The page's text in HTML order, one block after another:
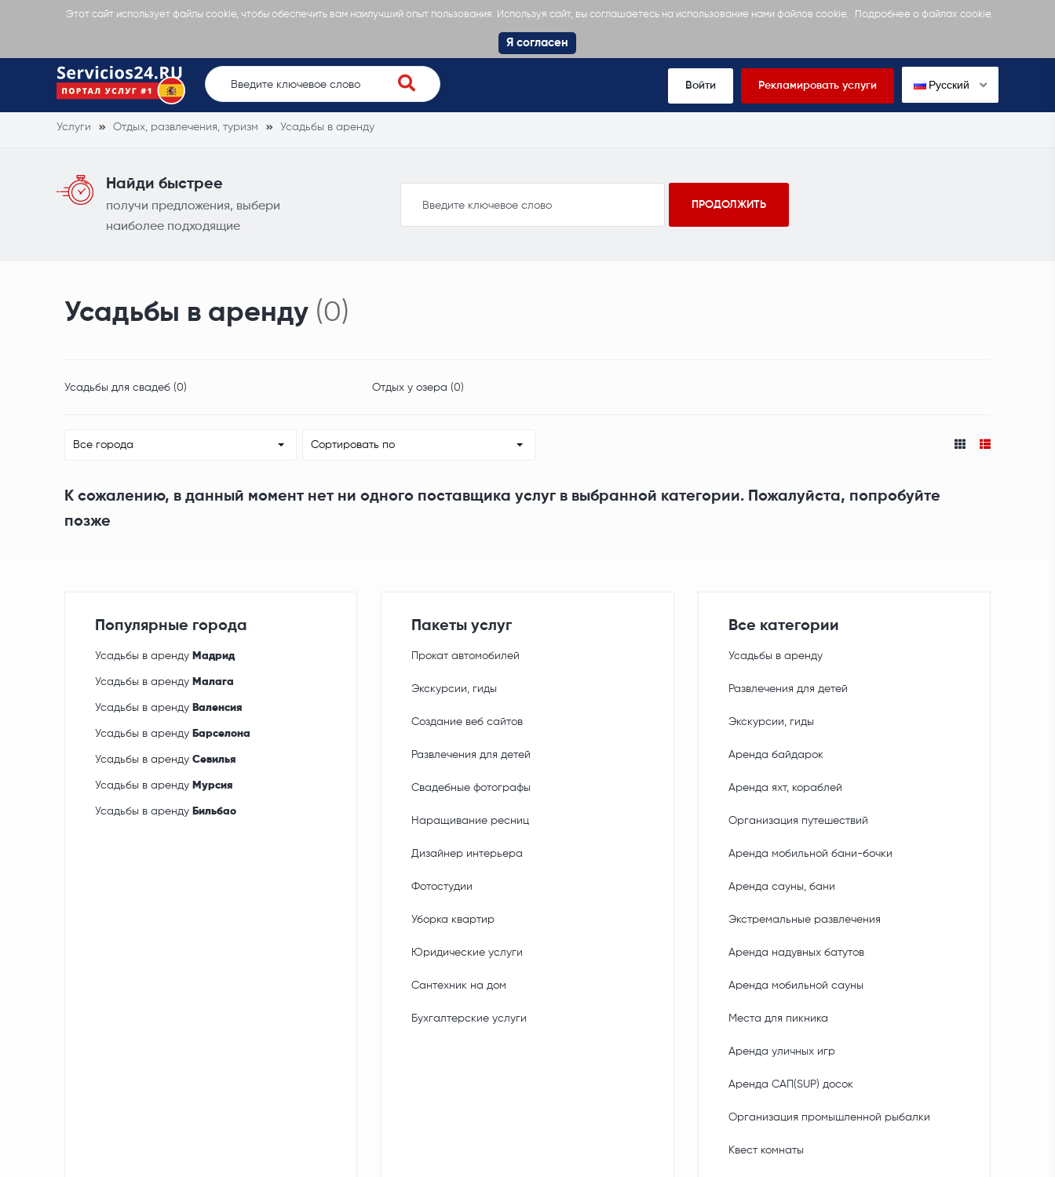
Этот сайт использует файлы cookie, чтобы обеспечить вам наилучший опыт пользования. Используя сайт, вы соглашаетесь на использование нами файлов cookie. Подробнее о файлах cookie.
Я согласен
Войти Рекламировать услуги Русский
Услуги Отдых, развлечения, туризм Усадьбы в аренду
Найди быстрее
получи предложения, выбери
наиболее подходящие
Усадьбы в аренду (0)
Усадьбы для свадеб (0) Отдых у озера (0)
Все города Сортировать по
К сожалению, в данный момент нет ни одного поставщика услуг в выбранной категории. Пожалуйста, попробуйте
позже
Популярные города
Усадьбы в аренду Мадрид
Усадьбы в аренду Малага
Усадьбы в аренду Валенсия
Усадьбы в аренду Барселона
Усадьбы в аренду Севилья
Усадьбы в аренду Мурсия
Усадьбы в аренду Бильбао
Пакеты услуг
Прокат автомобилей
Экскурсии, гиды
Создание веб сайтов
Развлечения для детей
Свадебные фотографы
Наращивание ресниц
Дизайнер интерьера
Фотостудии
Уборка квартир
Юридические услуги
Сантехник на дом
Бухгалтерские услуги
Все категории
Усадьбы в аренду
Развлечения для детей
Экскурсии, гиды
Аренда байдарок
Аренда яхт, кораблей
Организация путешествий
Аренда мобильной бани-бочки
Аренда сауны, бани
Экстремальные развлечения
Аренда надувных батутов
Аренда мобильной сауны
Места для пикника
Аренда уличных игр
Аренда САП(SUP) досок
Организация промышленной рыбалки
Квест комнаты